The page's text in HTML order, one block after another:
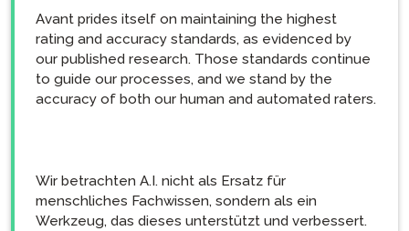
Avant prides itself on maintaining the highest
rating and accuracy standards, as evidenced by
our published research. Those standards continue
to guide our processes, and we stand by the
accuracy of both our human and automated raters.
Wir betrachten A.I. nicht als Ersatz für
menschliches Fachwissen, sondern als ein
Werkzeug, das dieses unterstützt und verbessert.